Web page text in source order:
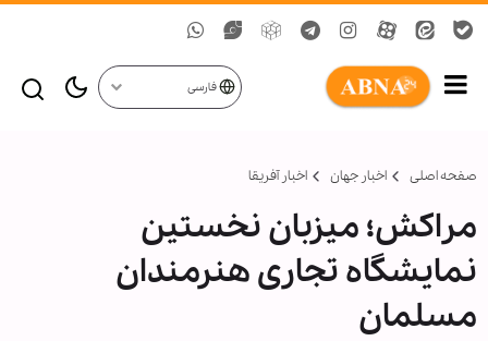
فارسی
صفحه اصلی اخبار جهان اخبار آفریقا
مراكش؛ ميزبان نخستين
نمايشگاه تجاری هنرمندان
مسلمان